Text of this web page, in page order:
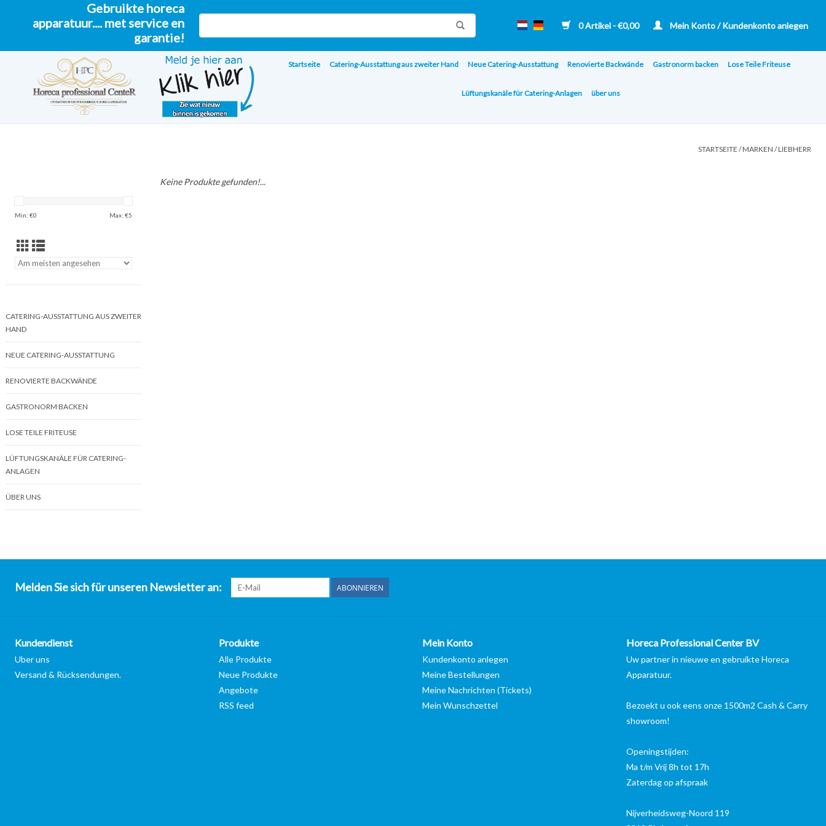
Gebruikte horeca
apparatuur.... met service en
garantie!
0 Artikel - €0,00 Mein Konto / Kundenkonto anlegen
Startseite Catering-Ausstattung aus zweiter Hand Neue Catering-Ausstattung Renovierte Backwände Gastronorm backen Lose Teile Friteuse
Lüftungskanäle für Catering-Anlagen über uns
STARTSEITE /MARKEN /LIEBHERR
Min: €0 Max: €5
CATERING-AUSSTATTUNG AUS ZWEITER
HAND
NEUE CATERING-AUSSTATTUNG
RENOVIERTE BACKWÄNDE
GASTRONORM BACKEN
LOSE TEILE FRITEUSE
LÜFTUNGSKANÄLE FÜR CATERING-
ANLAGEN
ÜBER UNS
Keine Produkte gefunden!...
Melden Sie sich für unseren Newsletter an: ABONNIEREN
Kundendienst
Uber uns
Versand & Rücksendungen.
Produkte
Alle Produkte
Neue Produkte
Angebote
RSS feed
Mein Konto
Kundenkonto anlegen
Meine Bestellungen
Meine Nachrichten (Tickets)
Mein Wunschzettel
Horeca Professional Center BV
Uw partner in nieuwe en gebruikte Horeca
Apparatuur.
Bezoekt u ook eens onze 1500m2 Cash & Carry
showroom!
Openingstijden:
Ma t/m Vrij 8h tot 17h
Zaterdag op afspraak
Nijverheidsweg-Noord 119